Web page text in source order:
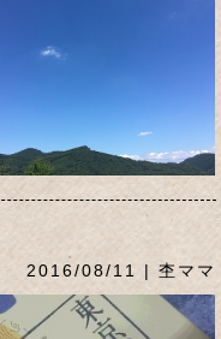
2016/08/11 | 杢ママ